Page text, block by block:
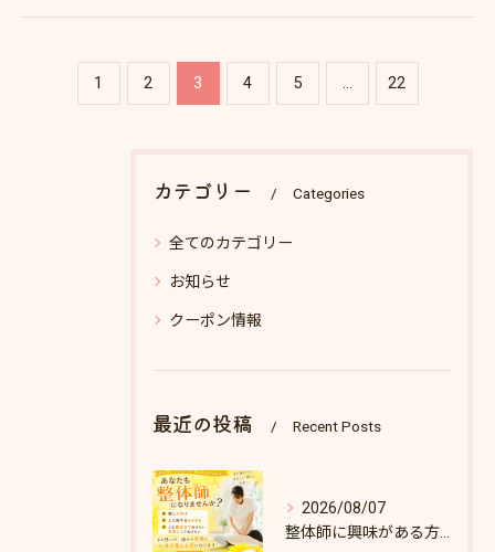
1 2 3 4 5 ... 22
カテゴリー Categories
全てのカテゴリー
お知らせ
クーポン情報
最近の投稿 Recent Posts
2026/08/07